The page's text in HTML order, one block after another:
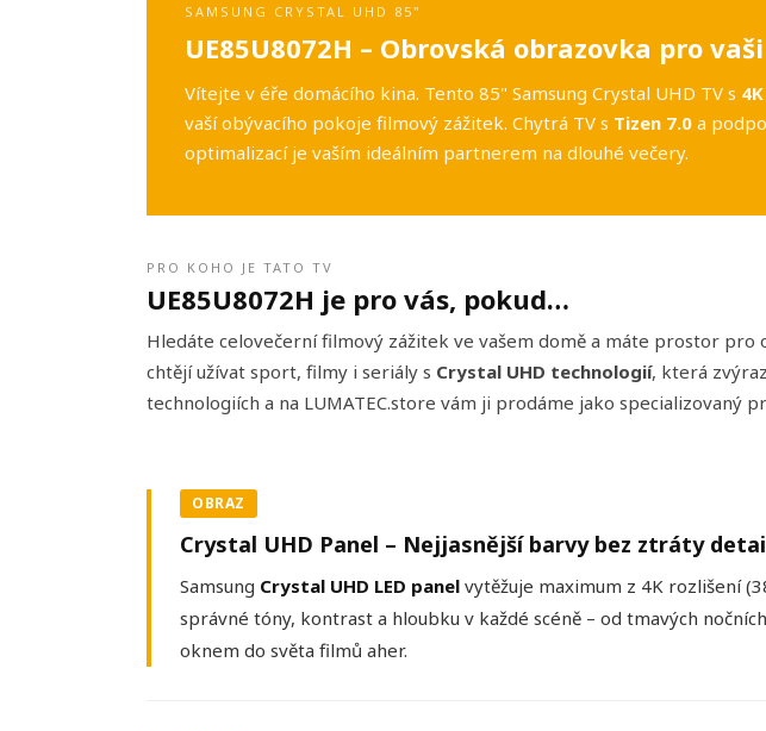
SAMSUNG CRYSTAL UHD 85"
UE85U8072H – Obrovská obrazovka pro
Vítejte v éře domácího kina. Tento 85" Samsung Crystal UHD TV s
vaší obývacího pokoje filmový zážitek. Chytrá TV s Tizen 7.0 a
optimalizací je vaším ideálním partnerem na dlouhé večery.
PRO KOHO JE TATO TV
UE85U8072H je pro vás, pokud…
Hledáte celovečerní filmový zážitek ve vašem domě a máte prostor
chtějí užívat sport, filmy i seriály s Crystal UHD technologií, která
technologiích a na LUMATEC.store vám ji prodáme jako specializovaný
OBRAZ
Crystal UHD Panel – Nejjasnější barvy bez ztráty
Samsung Crystal UHD LED panel vytěžuje maximum z 4K rozlišení
správné tóny, kontrast a hloubku v každé scéně – od tmavých
oknem do světa filmů aher.